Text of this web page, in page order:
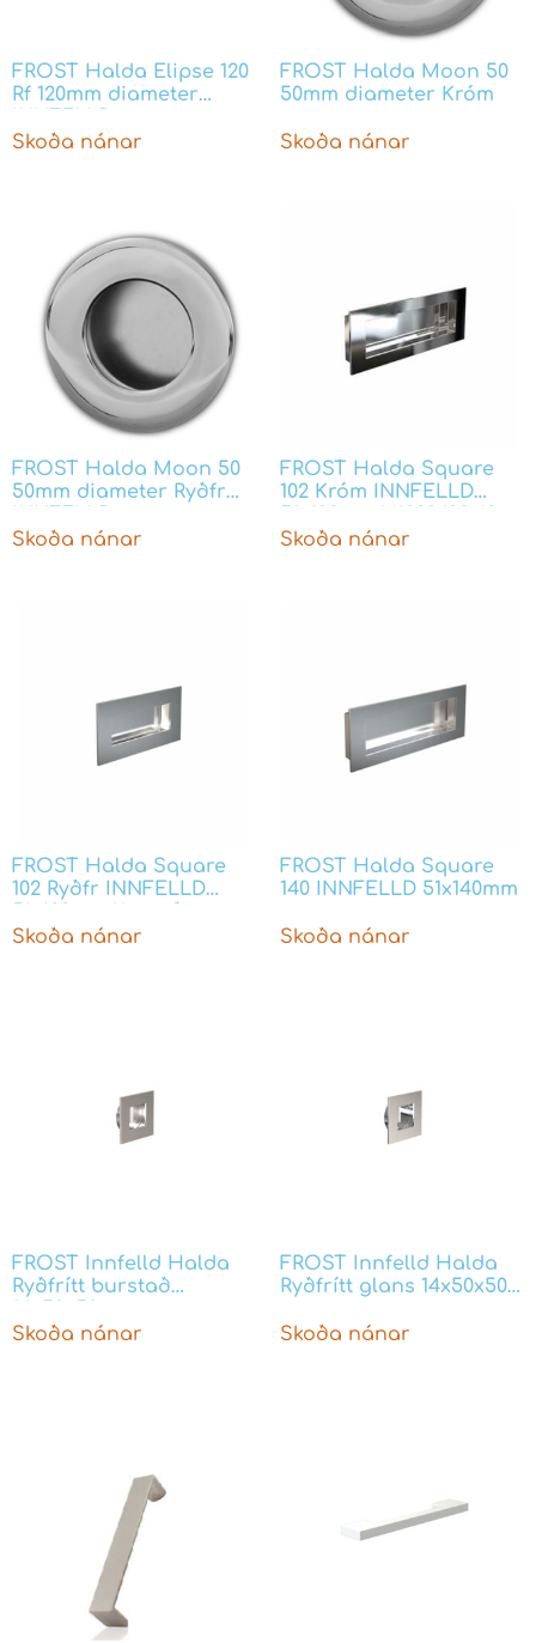
FROST Halda Elipse 120
Rf 120mm diameter
Skoða nánar
FROST Halda Moon 50
50mm diameter Króm
Skoða nánar
FROST Halda Moon 50
50mm diameter Ryðfr
Skoða nánar
FROST Halda Square
102 Króm INNFELLD
Skoða nánar
FROST Halda Square
102 Ryðfr INNFELLD
H1020.102.01
Skoða nánar
FROST Halda Square
140 INNFELLD 51x140mm
Skoða nánar
FROST Innfelld Halda
Ryðfrítt burstað
Skoða nánar
FROST Innfelld Halda
Ryðfrítt glans 14x50x50
Skoða nánar